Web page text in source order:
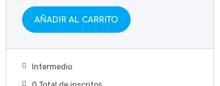
AÑADIR AL CARRITO
Intermedio